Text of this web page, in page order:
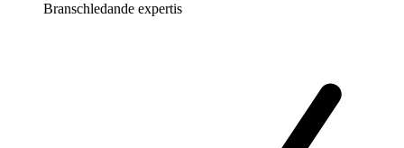
Branschledande expertis